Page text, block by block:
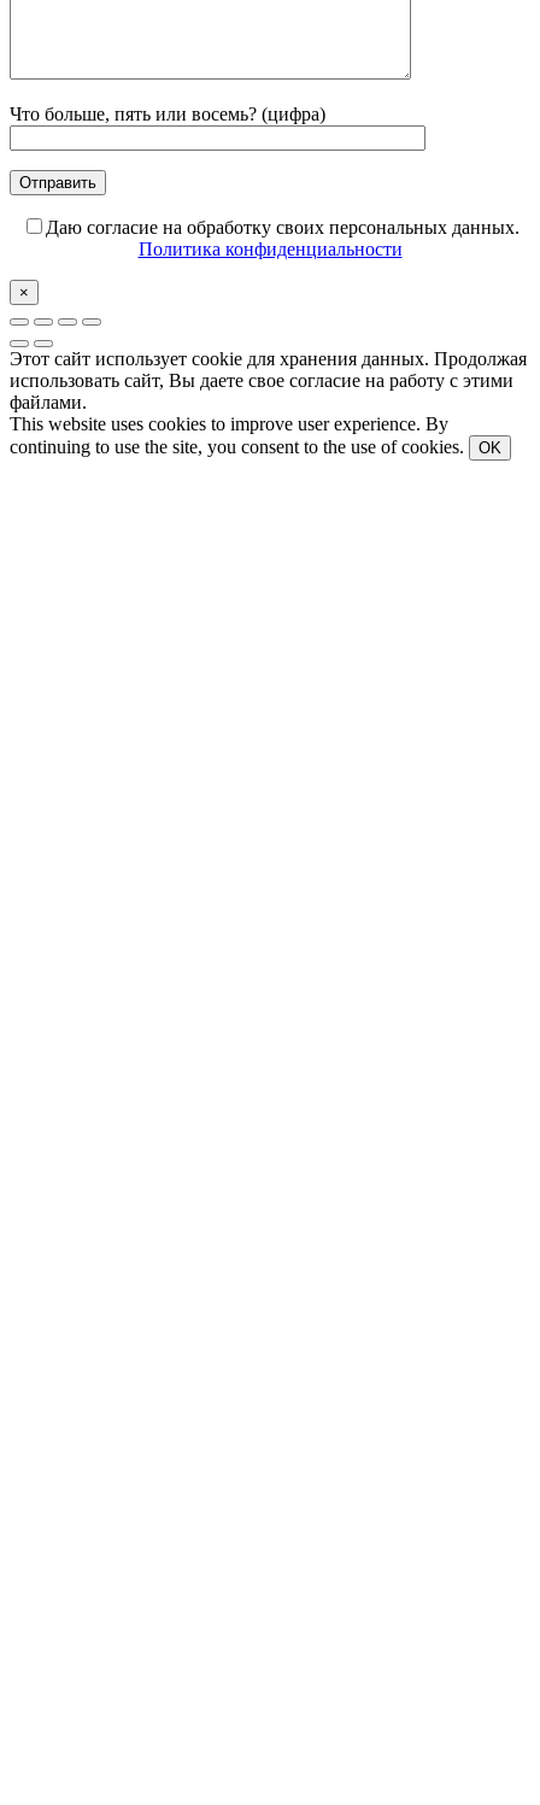
Что больше, пять или восемь? (цифра)
Даю согласие на обработку своих персональных данных.
Политика конфиденциальности
×
Этот сайт использует cookie для хранения данных. Продолжая
использовать сайт, Вы даете свое согласие на работу с этими
файлами.
This website uses cookies to improve user experience. By
continuing to use the site, you consent to the use of cookies.
OK